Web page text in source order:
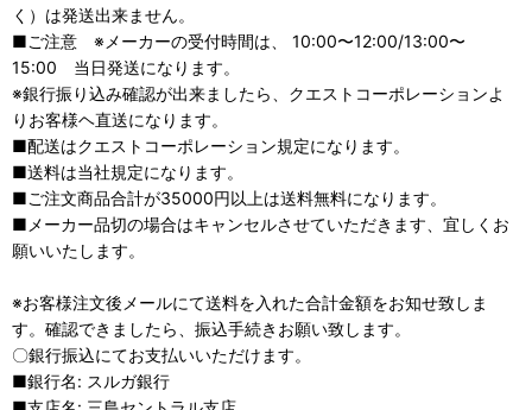
く）は発送出来ません。
■ご注意 ※メーカーの受付時間は、 10:00〜12:00/13:00〜
15:00 当日発送になります。
※銀行振り込み確認が出来ましたら、クエストコーポレーションよ
りお客様ヘ直送になります。
■配送はクエストコーポレーション規定になります。
■送料は当社規定になります。
■ご注文商品合計が35000円以上は送料無料になります。
■メーカー品切の場合はキャンセルさせていただきます、宜しくお
願いいたします。
※お客様注文後メールにて送料を入れた合計金額をお知せ致しま
す。確認できましたら、振込手続きお願い致します。
〇銀行振込にてお支払いいただけます。
■銀行名: スルガ銀行